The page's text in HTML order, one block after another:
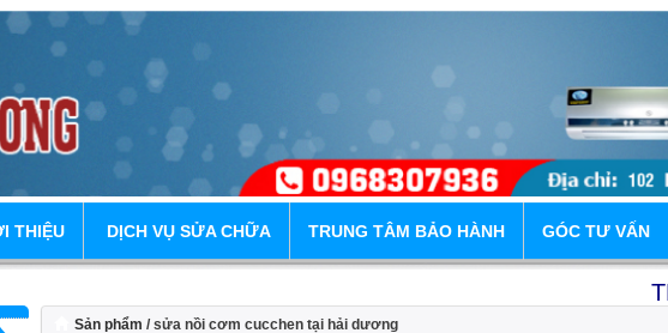
THIỆU DỊCH VỤ SỬA CHỮA TRUNG TÂM BẢO HÀNH GÓC TƯ VẤN
Sản phẩm / sửa nồi cơm cucchen tại hải dương